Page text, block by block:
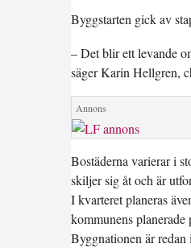
Byggstarten gick av
– Det blir ett levande
säger Karin Hellgren,
Bostäderna varierar i
skiljer sig åt och är
I kvarteret planeras
kommunens planerade
Byggnationen är redan